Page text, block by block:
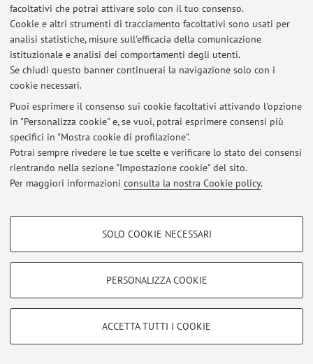
facoltativi che potrai attivare solo con il tuo consenso.
Cookie e altri strumenti di tracciamento facoltativi sono usati per
analisi statistiche, misure sull'efficacia della comunicazione
istituzionale e analisi dei comportamenti degli utenti.
Se chiudi questo banner continuerai la navigazione solo con i
cookie necessari.
Puoi esprimere il consenso sui cookie facoltativi attivando l'opzione
in "Personalizza cookie" e, se vuoi, potrai esprimere consensi più
specifici in "Mostra cookie di profilazione".
Potrai sempre rivedere le tue scelte e verificare lo stato dei consensi
rientrando nella sezione "Impostazione cookie" del sito.
Per maggiori informazioni consulta la nostra Cookie policy.
COOKIE DI PROFILAZIONE - FACOLTATIVI
COOKIE TECNICI - NECESSARI
Si tratta di cookie tecnici utilizzati, a titolo esemplificativo, per il corretto
SOLO COOKIE NECESSARI
PERSONALIZZA COOKIE
ACCETTA TUTTI I COOKIE
Dipartimento di Scienze Mediche e Chirurgiche
Via Massarenti 9, Bologna -Vai alla mappa
Ultimi avvisi
Al momento non sono presenti avvisi.
Accedi tramiteloginper gestire tutti i contenuti del sito.
© 2026 - ALMA MATER STUDIORUM - Università di Bologna - Via
|Note legali |Impostazioni Cookie